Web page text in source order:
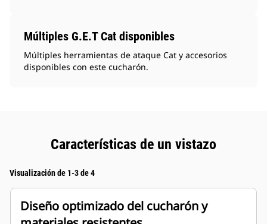
Múltiples G.E.T Cat disponibles
Múltiples herramientas de ataque Cat y accesorios
disponibles con este cucharón.
Características de un vistazo
Visualización de 1-3 de 4
Diseño optimizado del cucharón y